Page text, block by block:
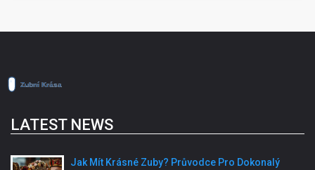
LATEST NEWS
Jak Mít Krásné Zuby? Průvodce Pro Dokonalý